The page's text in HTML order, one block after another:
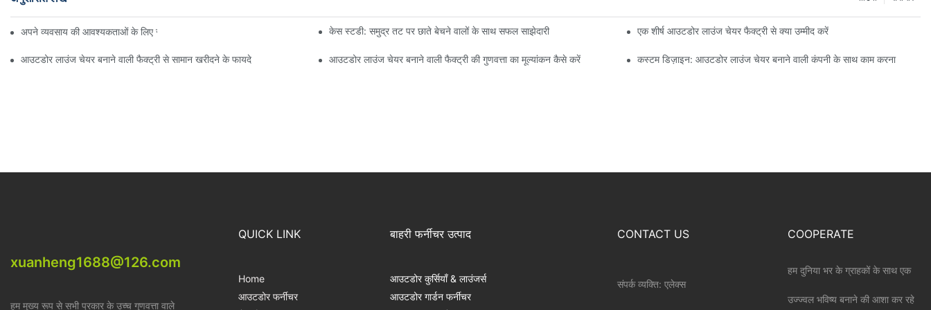
अपने व्यवसाय की आवश्यकताओं के लिए सही बीच अम्ब्रेला वितरक ढूँढना केस स्टडी: समुद्र तट पर छाते बेचने वालों के साथ सफल साझेदारी एक शीर्ष आउटडोर लाउंज चेयर फैक्ट्री से क्या उम्मीद करें
आउटडोर लाउंज चेयर बनाने वाली फैक्ट्री से सामान खरीदने के फायदे आउटडोर लाउंज चेयर बनाने वाली फैक्ट्री की गुणवत्ता का मूल्यांकन कैसे करें कस्टम डिज़ाइन: आउटडोर लाउंज चेयर बनाने वाली कंपनी के साथ काम करना
xuanheng1688@126.com
हम मुख्य रूप से सभी प्रकार के उच्च गुणवत्ता वाले
QUICK LINK
Home
आउटडोर फर्नीचर
बाहरी फर्नीचर उत्पाद
आउटडोर कुर्सियाँ & लाउंजर्स
आउटडोर गार्डन फर्नीचर
CONTACT US
संपर्क व्यक्ति: एलेक्स
COOPERATE
हम दुनिया भर के ग्राहकों के साथ एक
उज्ज्वल भविष्य बनाने की आशा कर रहे